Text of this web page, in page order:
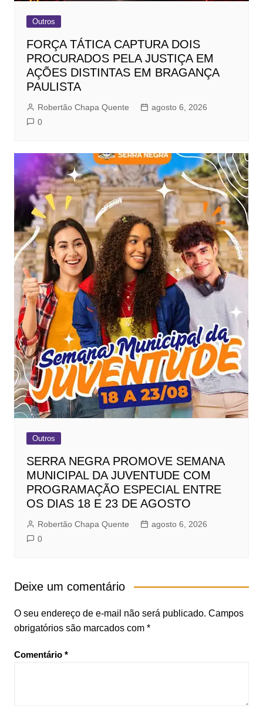
Outros
FORÇA TÁTICA CAPTURA DOIS
PROCURADOS PELA JUSTIÇA EM
AÇÕES DISTINTAS EM BRAGANÇA
PAULISTA
Robertão Chapa Quente
agosto 6, 2026
0
Outros
SERRA NEGRA PROMOVE SEMANA
MUNICIPAL DA JUVENTUDE COM
PROGRAMAÇÃO ESPECIAL ENTRE
OS DIAS 18 E 23 DE AGOSTO
Robertão Chapa Quente
agosto 6, 2026
0
Deixe um comentário
O seu endereço de e-mail não será publicado. Campos
obrigatórios são marcados com *
Comentário *